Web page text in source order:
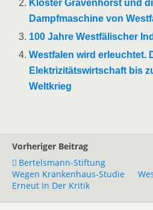
Kloster Gravenhorst und
Dampfmaschine von
100 Jahre Westfälischer
Westfalen wird erleuchtet.
Elektrizitätswirtschaft bis
Weltkrieg
Vorheriger Beitrag
Bertelsmann-Stiftung
Wegen Krankenhaus-Studie
Erneut In Der Kritik